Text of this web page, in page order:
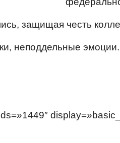
защищая честь
неподдельные эмоции.